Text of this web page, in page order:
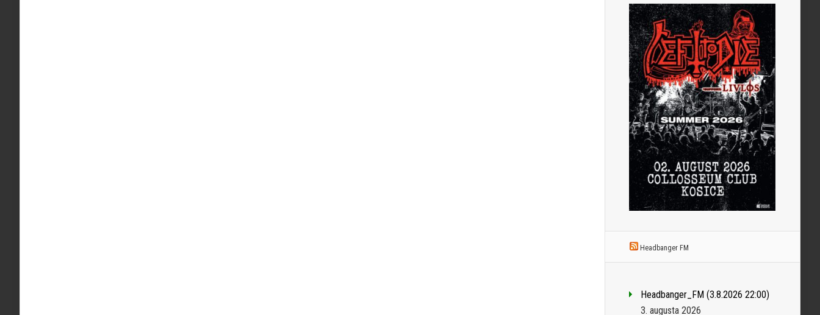
Headbanger FM
Headbanger_FM (3.8.2026 22:00)
3. augusta 2026